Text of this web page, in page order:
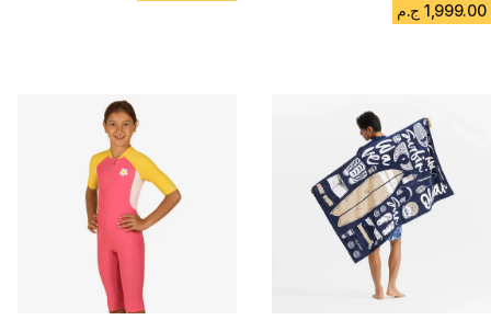
1,999.00 ج.م